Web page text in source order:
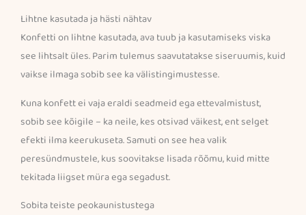
Lihtne kasutada ja hästi nähtav
Konfetti on lihtne kasutada, ava tuub ja kasutamiseks viska
see lihtsalt üles. Parim tulemus saavutatakse siseruumis, kuid
vaikse ilmaga sobib see ka välistingimustesse.
Kuna konfett ei vaja eraldi seadmeid ega ettevalmistust,
sobib see kõigile – ka neile, kes otsivad väikest, ent selget
efekti ilma keerukuseta. Samuti on see hea valik
peresündmustele, kus soovitakse lisada rõõmu, kuid mitte
tekitada liigset müra ega segadust.
Sobita teiste peokaunistustega